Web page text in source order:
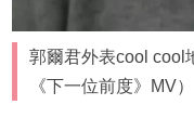
郭爾君外表cool cool
《下一位前度》MV）